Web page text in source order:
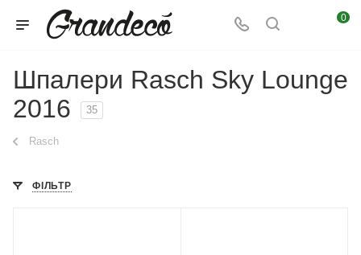
0
Шпалери Rasch Sky Lounge
2016
35
Rasch
ФІЛЬТР